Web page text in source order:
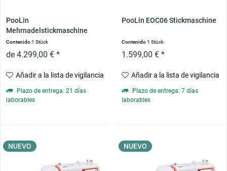
PooLin
Mehrnadelstickmaschine
Contenido1 Stück
de 4.299,00 € *
Añadir a la lista de vigilancia
Plazo de entrega: 21 días
laborables
PooLin EOC06 Stickmaschine
Contenido1 Stück
1.599,00 € *
Añadir a la lista de vigilancia
Plazo de entrega: 7 días
laborables
NUEVO NUEVO